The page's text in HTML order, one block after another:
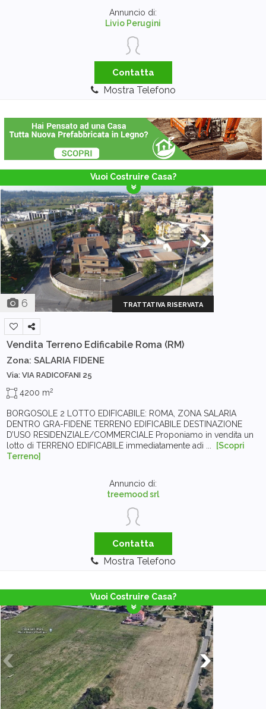
Annuncio di:
Livio Perugini
Contatta
Mostra Telefono
Vuoi Costruire Casa?
6 TRATTATIVA RISERVATA
Vendita Terreno Edificabile Roma (RM)
Zona: SALARIA FIDENE
Via: VIA RADICOFANI 25
4200 m2
BORGOSOLE 2 LOTTO EDIFICABILE: ROMA, ZONA SALARIA
DENTRO GRA-FIDENE TERRENO EDIFICABILE DESTINAZIONE
D’USO RESIDENZIALE/COMMERCIALE Proponiamo in vendita un
lotto di TERRENO EDIFICABILE immediatamente adi ...
[Scopri
Terreno]
Annuncio di:
treemood srl
Contatta
Mostra Telefono
Vuoi Costruire Casa?